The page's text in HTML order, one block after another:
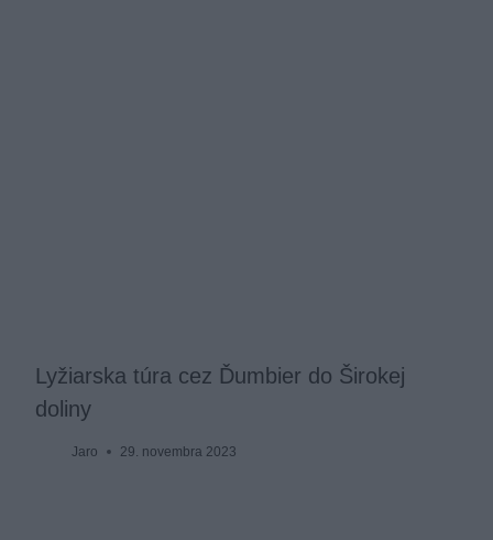
Lyžiarska túra cez Ďumbier do Širokej
doliny
Jaro 29. novembra 2023